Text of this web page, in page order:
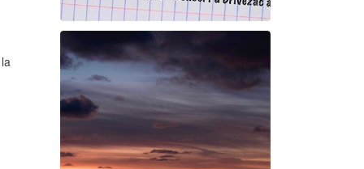
Et voilà !
Geneviève Cabannes -
Francis Gorgé